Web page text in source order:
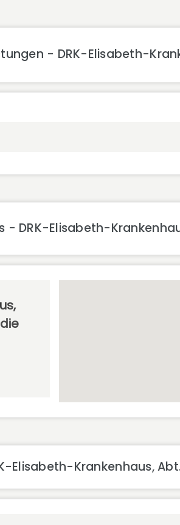
- DRK-Elisabeth-
- DRK-Elisabeth-
Elisabeth-Krankenhaus,